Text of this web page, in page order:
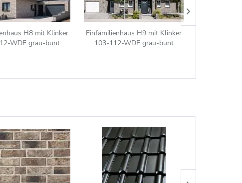
H8 mit Klinker
WDF grau-bunt
Einfamilienhaus H9 mit Klinker
103-112-WDF grau-bunt